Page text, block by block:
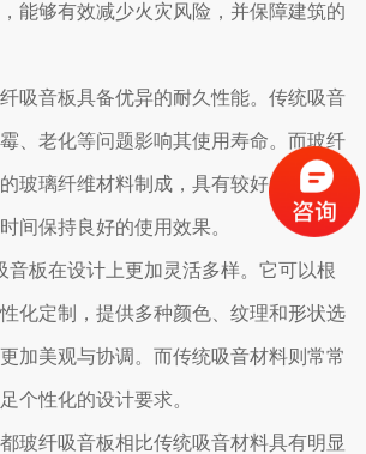
能够有效减少火灾风险，并保障建筑的
吸音板具备优异的耐久性能。传统吸音
、老化等问题影响其使用寿命。而玻纤
玻璃纤维材料制成，具有较好的抗湿性
间保持良好的使用效果。
音板在设计上更加灵活多样。它可以根
化定制，提供多种颜色、纹理和形状选
加美观与协调。而传统吸音材料则常常
个性化的设计要求。
玻纤吸音板相比传统吸音材料具有明显